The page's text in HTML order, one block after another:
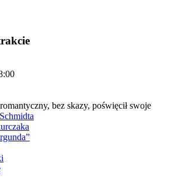
bez skazy, poświęcił swoje